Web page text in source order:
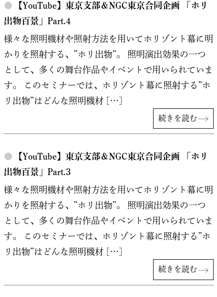
●
【YouTube】東京支部＆NGC東京合同企画 「ホリ
出物百景」Part.4
様々な照明機材や照射方法を用いてホリゾント幕に明
かりを照射する、”ホリ出物”。 照明演出効果の一つ
として、多くの舞台作品やイベントで用いられていま
す。 このセミナーでは、ホリゾント幕に照射する”ホ
リ出物”はどんな照明機材 […]
続きを読む
●
【YouTube】東京支部＆NGC東京合同企画 「ホリ
出物百景」Part.3
様々な照明機材や照射方法を用いてホリゾント幕に明
かりを照射する、”ホリ出物”。 照明演出効果の一つ
として、多くの舞台作品やイベントで用いられていま
す。 このセミナーでは、ホリゾント幕に照射する”ホ
リ出物”はどんな照明機材 […]
続きを読む